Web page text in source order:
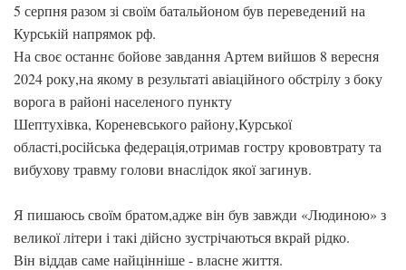
5 серпня разом зі своїм батальйоном був переведений на
Курській напрямок рф.
На своє останнє бойове завдання Артем вийшов 8 вересня
2024 року,на якому в результаті авіаційного обстрілу з боку
ворога в районі населеного пункту
Шептухівка, Кореневського району,Курської
області,російська федерація,отримав гостру крововтрату та
вибухову травму голови внаслідок якої загинув.
Я пишаюсь своїм братом,адже він був завжди «Людиною» з
великої літери і такі дійсно зустрічаються вкрай рідко.
Він віддав саме найцінніше - власне життя.